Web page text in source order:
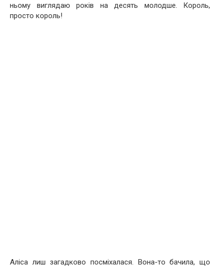
ньому виглядаю років на десять молодше. Король,
просто король!
Аліса лиш загадково посміхалася. Вона-то бачила, що